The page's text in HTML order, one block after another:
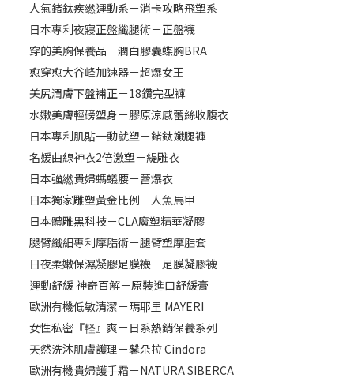
人氣鍺鈦疾繎運動系－消卡攻略飛塑系
日本專利夜寢正盤纖腿術－正盤襪
穿的美胸保養品－潤白膠囊蝶胸BRA
愈穿愈大谷峰加速器－超爆女王
美尻潤膚下盤補正－18鑽完型褲
水嫩美膚輕磅塑身－膠原涼感蕾絲收腹衣
日本專利肌貼一動就塑－鍺鈦孅腿褲
名媛曲線神衣2倍激塑－緹雕衣
日本強繎貴婦螞蟻腰－蕾爆衣
日本獨家雕塑黃金比例－人魚馬甲
日本體雕黑科技－CLA魔塑精華凝膠
腿臂纖細專利摩脂術－腿臂塑摩脂套
日夜柔嫩保濕凝膠足膜襪－足膜凝膠襪
運動舒緩 神奇百解－原裝進口舒緩膏
歐洲有機低敏清潔－瑪耶里 MAYERI
女性私密『軽』爽－日系熱銷保養系列
天然洗沐肌膚護理－馨朵拉 Cindora
歐洲有機貴婦護手霜－NATURA SIBERCA